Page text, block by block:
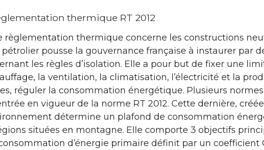
thermique RT 2012
règlementation thermique concerne les constructions
pétrolier pousse la gouvernance française à instaurer par
les règles d’isolation. Elle a pour but de fixer une
la ventilation, la climatisation, l’électricité et la
réguler la consommation énergétique. Plusieurs normes
en vigueur de la norme RT 2012. Cette dernière,
détermine un plafond de consommation
situées en montagne. Elle comporte 3 objectifs
d’énergie primaire définit par un coefficient